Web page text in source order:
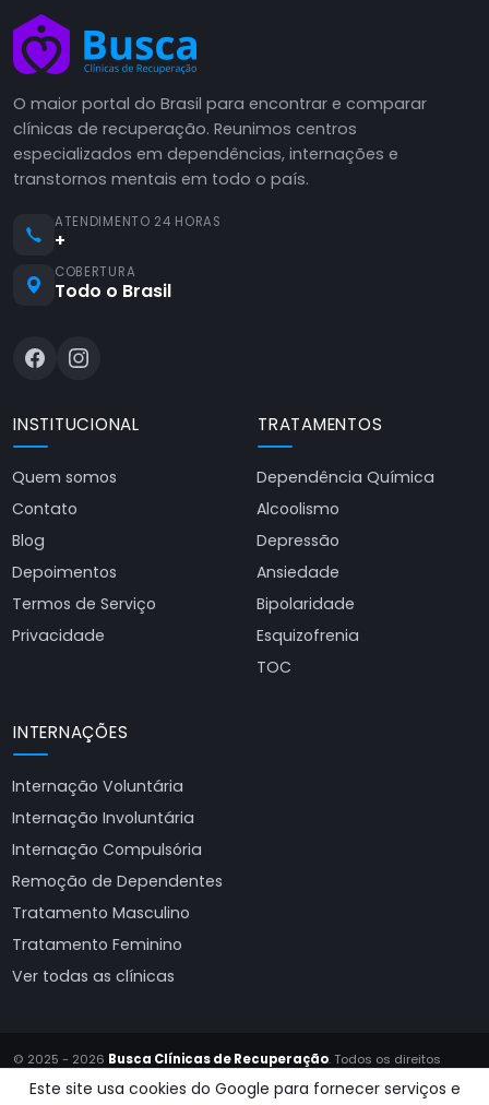
O maior portal do Brasil para encontrar e comparar
clínicas de recuperação. Reunimos centros
especializados em dependências, internações e
transtornos mentais em todo o país.
ATENDIMENTO 24 HORAS
+
COBERTURA
Todo o Brasil
INSTITUCIONAL
Quem somos
Contato
Blog
Depoimentos
Termos de Serviço
Privacidade
TRATAMENTOS
Dependência Química
Alcoolismo
Depressão
Ansiedade
Bipolaridade
Esquizofrenia
TOC
INTERNAÇÕES
Internação Voluntária
Internação Involuntária
Internação Compulsória
Remoção de Dependentes
Tratamento Masculino
Tratamento Feminino
Ver todas as clínicas
© 2025 - 2026 Busca Clínicas de Recuperação. Todos os direitos
Site produzido porAlmeida Sites
Este site usa cookies do Google para fornecer serviços e